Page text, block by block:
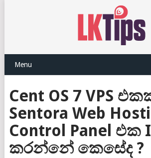
Menu
Cent OS 7 VPS
Sentora Web
Control Panel එක
කරන්නේ කෙසේද ?